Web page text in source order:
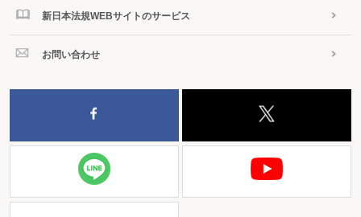
新日本法規WEBサイトのサービス
お問い合わせ